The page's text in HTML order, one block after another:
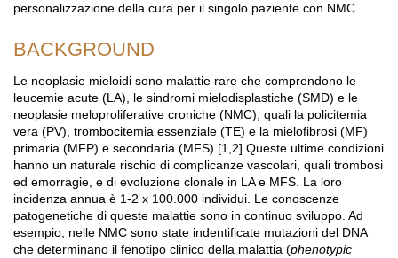
personalizzazione della cura per il singolo paziente con NMC.
BACKGROUND
Le neoplasie mieloidi sono malattie rare che comprendono le
leucemie acute (LA), le sindromi mielodisplastiche (SMD) e le
neoplasie meloproliferative croniche (NMC), quali la policitemia
vera (PV), trombocitemia essenziale (TE) e la mielofibrosi (MF)
primaria (MFP) e secondaria (MFS).[1,2] Queste ultime condizioni
hanno un naturale rischio di complicanze vascolari, quali trombosi
ed emorragie, e di evoluzione clonale in LA e MFS. La loro
incidenza annua è 1-2 x 100.000 individui. Le conoscenze
patogenetiche di queste malattie sono in continuo sviluppo. Ad
esempio, nelle NMC sono state indentificate mutazioni del DNA
che determinano il fenotipo clinico della malattia (phenotypic